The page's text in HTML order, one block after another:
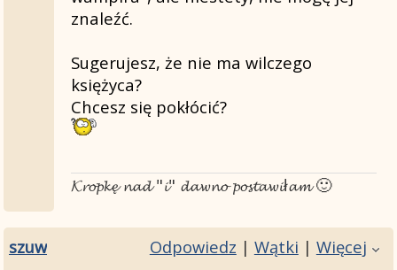
znaleźć.
Sugerujesz, że nie ma wilczego
księżyca?
Chcesz się pokłócić?
𝓚𝓻𝓸𝓹𝓴𝓮̨ 𝓷𝓪𝓭 "𝓲" 𝓭𝓪𝔀𝓷𝓸 𝓹𝓸𝓼𝓽𝓪𝔀𝓲ł𝓪𝓶 🙂
szuw Odpowiedz | Wątki | Więcej